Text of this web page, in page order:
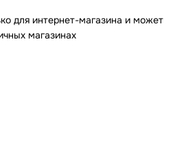
для интернет-магазина и может
магазинах